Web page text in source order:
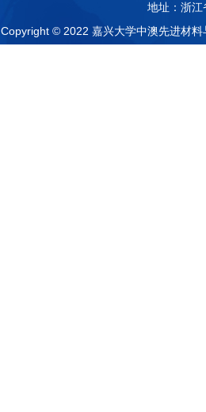
地址：浙
Copyright © 2022 嘉兴大学中澳先进